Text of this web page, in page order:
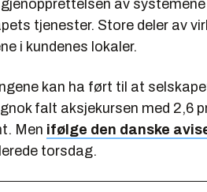
av
tjenester. Store deler av
i kundenes lokaler.
kan ha ført til at
falt aksjekursen med 2,6
Men ifølge den danske
torsdag.